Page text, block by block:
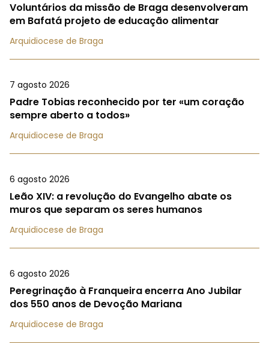
Voluntários da missão de Braga desenvolveram
em Bafatá projeto de educação alimentar
Arquidiocese de Braga
7 agosto 2026
Padre Tobias reconhecido por ter «um coração
sempre aberto a todos»
Arquidiocese de Braga
6 agosto 2026
Leão XIV: a revolução do Evangelho abate os
muros que separam os seres humanos
Arquidiocese de Braga
6 agosto 2026
Peregrinação à Franqueira encerra Ano Jubilar
dos 550 anos de Devoção Mariana
Arquidiocese de Braga